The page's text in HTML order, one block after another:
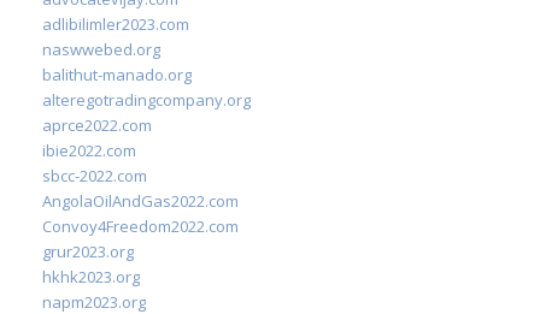
adlibilimler2023.com
naswwebed.org
balithut-manado.org
alteregotradingcompany.org
aprce2022.com
ibie2022.com
sbcc-2022.com
AngolaOilAndGas2022.com
Convoy4Freedom2022.com
grur2023.org
hkhk2023.org
napm2023.org